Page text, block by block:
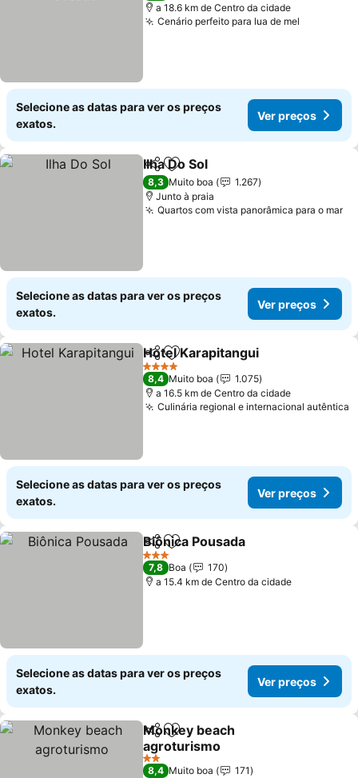
a 18.6 km de Centro da cidade
Cenário perfeito para lua de mel
Selecione as datas para ver os preços
exatos.
Ver preços
PartilharAdicionar aos favoritos
Ilha Do Sol
8,3 Muito boa
1.267
Junto à praia
Quartos com vista panorâmica para o mar
Selecione as datas para ver os preços
exatos.
Ver preços
PartilharAdicionar aos favoritos
Hotel Karapitangui
4 Estrelas
8,4 Muito boa
1.075
a 16.5 km de Centro da cidade
Culinária regional e internacional autêntica
Selecione as datas para ver os preços
exatos.
Ver preços
PartilharAdicionar aos favoritos
Biônica Pousada
3 Estrelas
7,8 Boa
170
a 15.4 km de Centro da cidade
Selecione as datas para ver os preços
exatos.
Ver preços
PartilharAdicionar aos favoritos
Monkey beach
agroturismo
2 Estrelas
8,4 Muito boa
171